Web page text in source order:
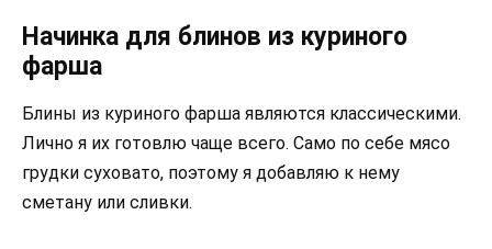
Начинка для блинов из куриного
фарша
Блины из куриного фарша являются классическими.
Лично я их готовлю чаще всего. Само по себе мясо
грудки суховато, поэтому я добавляю к нему
сметану или сливки.